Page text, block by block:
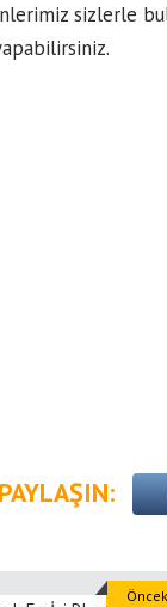
sizlerle
PAYLAŞIN: